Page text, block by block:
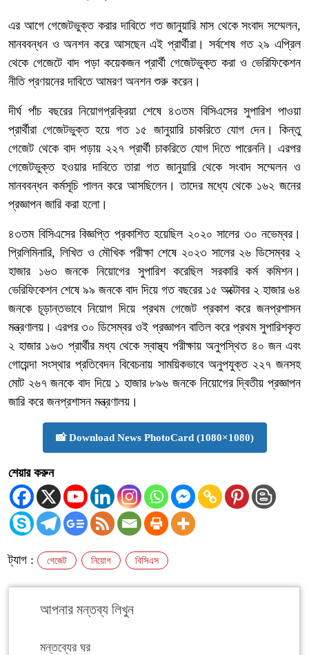
এর আগে গেজেটভুক্ত করার দাবিতে গত জানুয়ারি মাস থেকে সংবাদ সম্মেলন,
মানববন্ধন ও অনশন করে আসছেন এই প্রার্থীরা। সর্বশেষ গত ২৯ এপ্রিল
থেকে গেজেটে বাদ পড়া কয়েকজন প্রার্থী গেজেটভুক্ত করা ও ভেরিফিকেশন
নীতি প্রণয়নের দাবিতে আমরণ অনশন শুরু করেন।
দীর্ঘ পাঁচ বছরের নিয়োগপ্রক্রিয়া শেষে ৪৩তম বিসিএসের সুপারিশ পাওয়া
প্রার্থীরা গেজেটভুক্ত হয়ে গত ১৫ জানুয়ারি চাকরিতে যোগ দেন। কিন্তু
গেজেট থেকে বাদ পড়ায় ২২৭ প্রার্থী চাকরিতে যোগ দিতে পারেননি। এরপর
গেজেটভুক্ত হওয়ার দাবিতে তারা গত জানুয়ারি থেকে সংবাদ সম্মেলন ও
মানববন্ধন কর্মসূচি পালন করে আসছিলেন। তাদের মধ্যে থেকে ১৬২ জনের
প্রজ্ঞাপন জারি করা হলো।
৪৩তম বিসিএসের বিজ্ঞপ্তি প্রকাশিত হয়েছিল ২০২০ সালের ৩০ নভেম্বর।
প্রিলিমিনারি, লিখিত ও মৌখিক পরীক্ষা শেষে ২০২৩ সালের ২৬ ডিসেম্বর ২
হাজার ১৬৩ জনকে নিয়োগের সুপারিশ করেছিল সরকারি কর্ম কমিশন।
ভেরিফিকেশন শেষে ৯৯ জনকে বাদ দিয়ে গত বছরের ১৫ অক্টোবর ২ হাজার ৬৪
জনকে চূড়ান্তভাবে নিয়োগ দিয়ে প্রথম গেজেট প্রকাশ করে জনপ্রশাসন
মন্ত্রণালয়। এরপর ৩০ ডিসেম্বর ওই প্রজ্ঞাপন বাতিল করে প্রথম সুপারিশকৃত
২ হাজার ১৬৩ প্রার্থীর মধ্য থেকে স্বাস্থ্য পরীক্ষায় অনুপস্থিত ৪০ জন এবং
গোয়েন্দা সংস্থার প্রতিবেদন বিবেচনায় সাময়িকভাবে অনুপযুক্ত ২২৭ জনসহ
মোট ২৬৭ জনকে বাদ দিয়ে ১ হাজার ৮৯৬ জনকে নিয়োগের দ্বিতীয় প্রজ্ঞাপন
জারি করে জনপ্রশাসন মন্ত্রণালয়।
📸 Download News PhotoCard (1080×1080)
শেয়ার করুন
ট্যাগ : গেজেট নিয়োগ বিসিএস
আপনার মন্তব্য লিখুন
মন্তব্যের ঘর